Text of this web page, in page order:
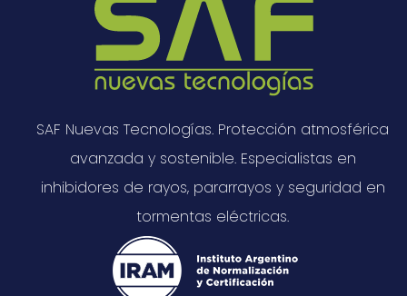
SAF Nuevas Tecnologías. Protección atmosférica
avanzada y sostenible. Especialistas en
inhibidores de rayos, pararrayos y seguridad en
tormentas eléctricas.